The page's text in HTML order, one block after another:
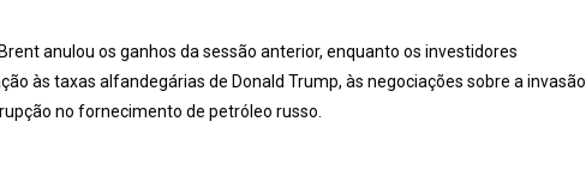
anulou os ganhos da sessão anterior, enquanto os investidores
às taxas alfandegárias de Donald Trump, às negociações sobre a invasão
no fornecimento de petróleo russo.